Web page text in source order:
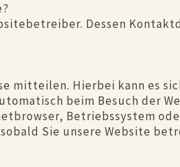
Dessen
mitteilen. Hierbei kann es
beim Besuch der
Betriebssystem
Sie unsere Website